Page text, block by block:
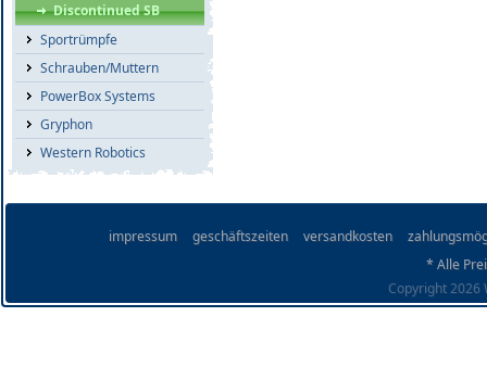
Discontinued SB
Sportrümpfe
Schrauben/Muttern
PowerBox Systems
Gryphon
Western Robotics
impressum geschäftszeiten versandkosten
* Alle
Copyright 2026